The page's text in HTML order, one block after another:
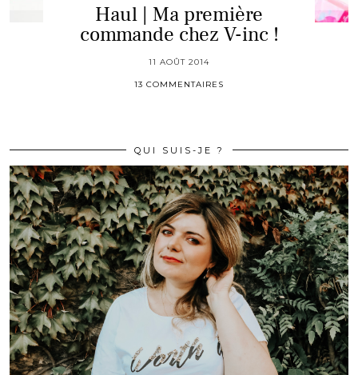
Haul | Ma première
commande chez V-inc !
11 AOÛT 2014
13 COMMENTAIRES
QUI SUIS-JE ?